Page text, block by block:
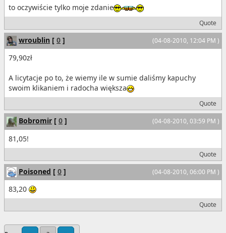
to oczywiście tylko moje zdanie
Quote
(04-08-2010, 12:04 PM )
wroublin [ 0 ]
79,90zł
A licytacje po to, że wiemy ile w sumie daliśmy kapuchy
swoim klikaniem i radocha większa
Quote
(04-08-2010, 03:59 PM )
Bobromir [ 0 ]
81,05!
Quote
(04-08-2010, 06:00 PM )
Poisoned [ 0 ]
83,20
Quote